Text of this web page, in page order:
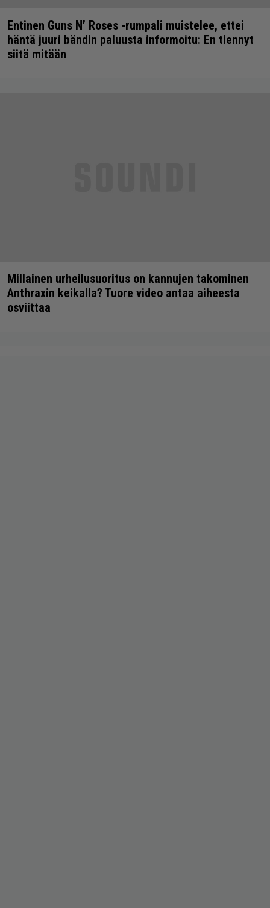
Entinen Guns N’ Roses -rumpali muistelee, ettei
häntä juuri bändin paluusta informoitu: En tiennyt
siitä mitään
Millainen urheilusuoritus on kannujen takominen
Anthraxin keikalla? Tuore video antaa aiheesta
osviittaa